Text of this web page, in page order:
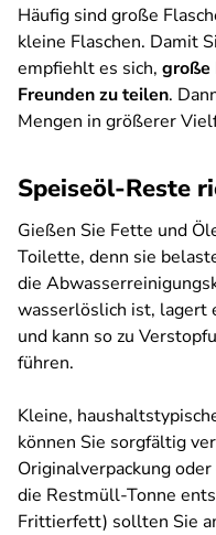
Häufig sind große
kleine Flaschen. Damit
empfiehlt es sich, große
Freunden zu teilen.
Mengen in größerer
Speiseöl-Reste
Gießen Sie Fette und
Toilette, denn sie
die
wasserlöslich ist, lagert
und kann so zu
führen.
Kleine,
können Sie sorgfältig
Originalverpackung
die Restmüll-Tonne
Frittierfett) sollten Sie